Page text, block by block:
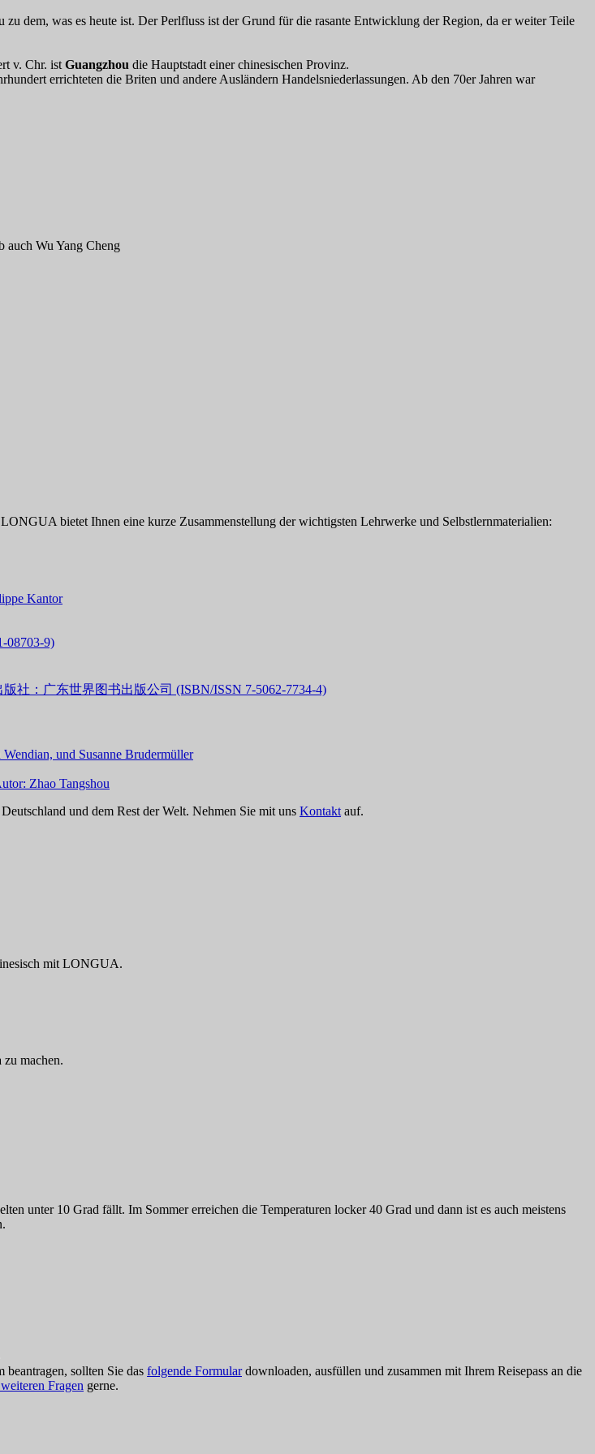
dem, was es heute ist. Der Perlfluss ist der Grund für die rasante Entwicklung der Region, da er weiter Teile
v. Chr. ist Guangzhou die Hauptstadt einer chinesischen Provinz.
errichteten die Briten und andere Ausländern Handelsniederlassungen. Ab den 70er Jahren war
auch Wu Yang Cheng
bietet Ihnen eine kurze Zusammenstellung der wichtigsten Lehrwerke und Selbstlernmaterialien:
Kantor
08703-9)
：广东世界图书出版公司 (ISBN/ISSN 7-5062-7734-4)
und Susanne Brudermüller
Zhao Tangshou
und dem Rest der Welt. Nehmen Sie mit uns Kontakt auf.
mit LONGUA.
machen.
unter 10 Grad fällt. Im Sommer erreichen die Temperaturen locker 40 Grad und dann ist es auch meistens
sollten Sie das folgende Formulardownloaden, ausfüllen und zusammen mit Ihrem Reisepass an die
Fragen gerne.